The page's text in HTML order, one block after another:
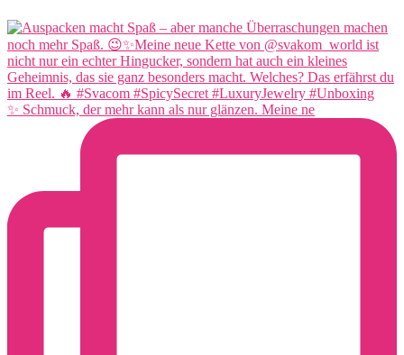
✨ Schmuck, der mehr kann als nur glänzen. Meine ne